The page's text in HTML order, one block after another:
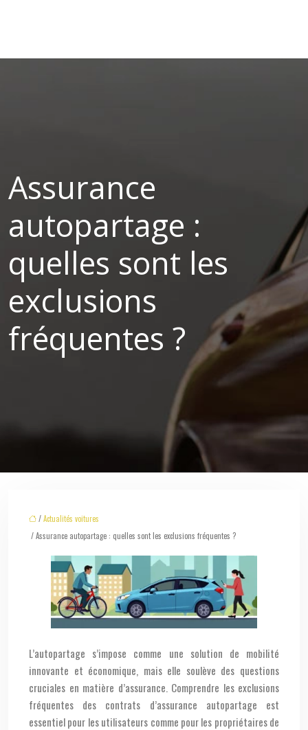
Assurance
autopartage :
quelles sont les
exclusions
fréquentes ?
/Actualités voitures
/ Assurance autopartage : quelles sont les exclusions fréquentes ?
L’autopartage s’impose comme une solution de mobilité
innovante et économique, mais elle soulève des questions
cruciales en matière d’assurance. Comprendre les exclusions
fréquentes des contrats d’assurance autopartage est
essentiel pour les utilisateurs comme pour les propriétaires de